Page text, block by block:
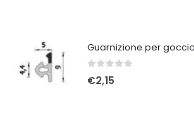
Guarnizione per
Su 5
€2,15